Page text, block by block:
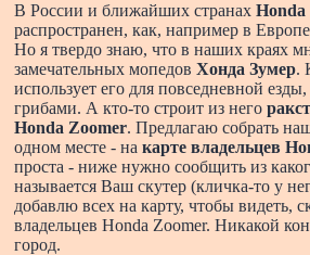
В России и ближайших странах Honda
распространен, как, например в
Но я твердо знаю, что в наших краях
замечательных мопедов Хонда Зумер.
использует его для повседневной езды,
грибами. А кто-то строит из него
Honda Zoomer. Предлагаю собрать
одном месте - на карте владельцев
проста - ниже нужно сообщить из
называется Ваш скутер (кличка-то у
добавлю всех на карту, чтобы видеть,
владельцев Honda Zoomer. Никакой
город.